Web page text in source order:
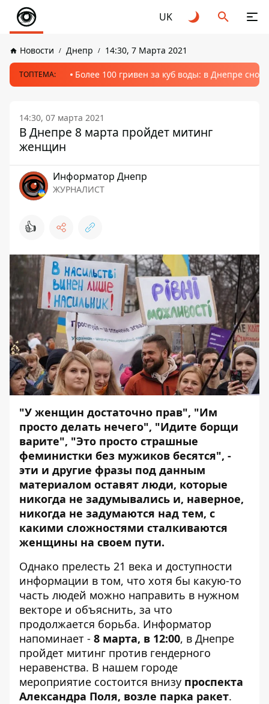
UK
Новости Днепр 14:30, 7 Марта 2021
ТОПТЕМА: Более 100 гривен за куб воды: в Днепре
14:30, 07 марта 2021
В Днепре 8 марта пройдет митинг
женщин
Информатор Днепр
ЖУРНАЛИСТ
👍
"У женщин достаточно прав", "Им
просто делать нечего", "Идите борщи
варите", "Это просто страшные
феминистки без мужиков бесятся", -
эти и другие фразы под данным
материалом оставят люди, которые
никогда не задумывались и, наверное,
никогда не задумаются над тем, с
какими сложностями сталкиваются
женщины на своем пути.
Однако прелесть 21 века и доступности
информации в том, что хотя бы какую-то
часть людей можно направить в нужном
векторе и объяснить, за что
продолжается борьба. Информатор
напоминает - 8 марта, в 12:00, в Днепре
пройдет митинг против гендерного
неравенства. В нашем городе
мероприятие состоится внизу проспекта
Александра Поля, возле парка ракет.